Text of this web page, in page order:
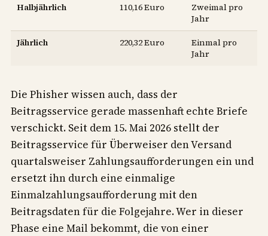
Halbjährlich
110,16 Euro
Zweimal pro
Jahr
Jährlich
220,32 Euro
Einmal pro
Jahr
Die Phisher wissen auch, dass der
Beitragsservice gerade massenhaft echte Briefe
verschickt. Seit dem 15. Mai 2026 stellt der
Beitragsservice für Überweiser den Versand
quartalsweiser Zahlungsaufforderungen ein und
ersetzt ihn durch eine einmalige
Einmalzahlungsaufforderung mit den
Beitragsdaten für die Folgejahre. Wer in dieser
Phase eine Mail bekommt, die von einer